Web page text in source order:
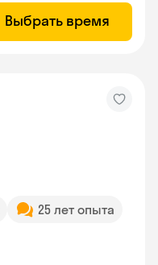
Выбрать время
25 лет опыта